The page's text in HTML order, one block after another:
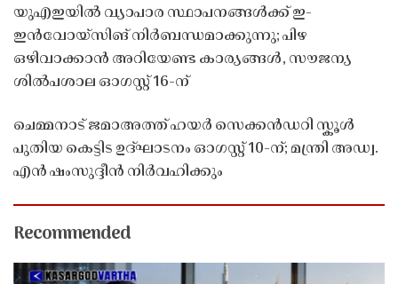
യുഎഇയിൽ വ്യാപാര സ്ഥാപനങ്ങൾക്ക് ഇ-
ഇൻവോയ്സിങ് നിർബന്ധമാക്കുന്നു; പിഴ
ഒഴിവാക്കാൻ അറിയേണ്ട കാര്യങ്ങൾ, സൗജന്യ
ശിൽപശാല ഓഗസ്റ്റ് 16-ന്
ചെമ്മനാട് ജമാഅത്ത് ഹയർ സെക്കൻഡറി സ്കൂൾ
പുതിയ കെട്ടിട ഉദ്ഘാടനം ഓഗസ്റ്റ് 10-ന്; മന്ത്രി അഡ്വ.
എൻ ഷംസുദ്ദീൻ നിർവഹിക്കും
Recommended